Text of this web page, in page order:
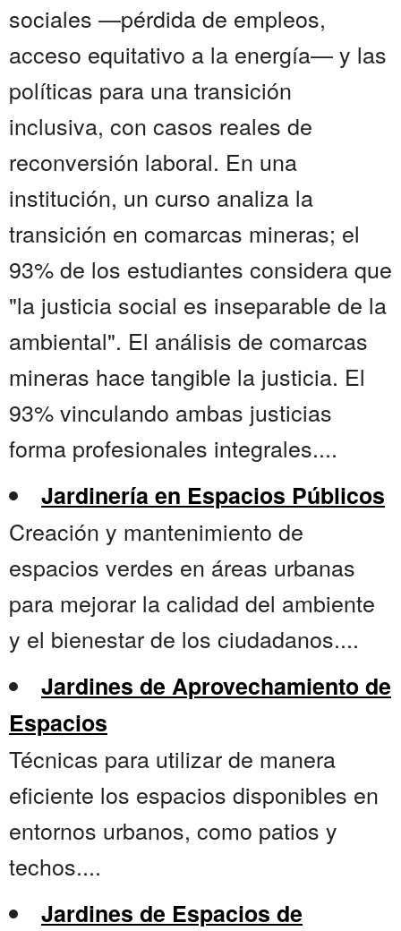
sociales —pérdida de empleos,
acceso equitativo a la energía— y las
políticas para una transición
inclusiva, con casos reales de
reconversión laboral. En una
institución, un curso analiza la
transición en comarcas mineras; el
93% de los estudiantes considera que
"la justicia social es inseparable de la
ambiental". El análisis de comarcas
mineras hace tangible la justicia. El
93% vinculando ambas justicias
forma profesionales integrales....
Jardinería en Espacios Públicos
Creación y mantenimiento de
espacios verdes en áreas urbanas
para mejorar la calidad del ambiente
y el bienestar de los ciudadanos....
Jardines de Aprovechamiento de
Espacios
Técnicas para utilizar de manera
eficiente los espacios disponibles en
entornos urbanos, como patios y
techos....
Jardines de Espacios de